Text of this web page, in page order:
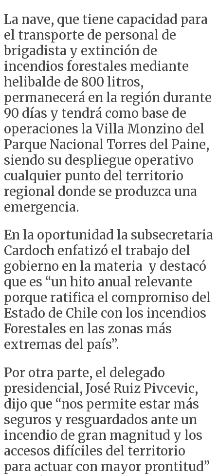
La nave, que tiene capacidad para
el transporte de personal de
brigadista y extinción de
incendios forestales mediante
helibalde de 800 litros,
permanecerá en la región durante
90 días y tendrá como base de
operaciones la Villa Monzino del
Parque Nacional Torres del Paine,
siendo su despliegue operativo
cualquier punto del territorio
regional donde se produzca una
emergencia.
En la oportunidad la subsecretaria
Cardoch enfatizó el trabajo del
gobierno en la materia y destacó
que es “un hito anual relevante
porque ratifica el compromiso del
Estado de Chile con los incendios
Forestales en las zonas más
extremas del país”.
Por otra parte, el delegado
presidencial, José Ruiz Pivcevic,
dijo que “nos permite estar más
seguros y resguardados ante un
incendio de gran magnitud y los
accesos difíciles del territorio
para actuar con mayor prontitud”